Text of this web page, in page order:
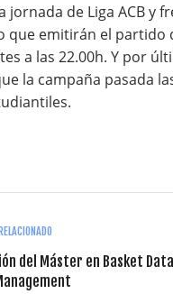
jornada de Liga ACB y
que emitirán el partido
a las 22.00h. Y por
la campaña pasada
del Máster en Basket